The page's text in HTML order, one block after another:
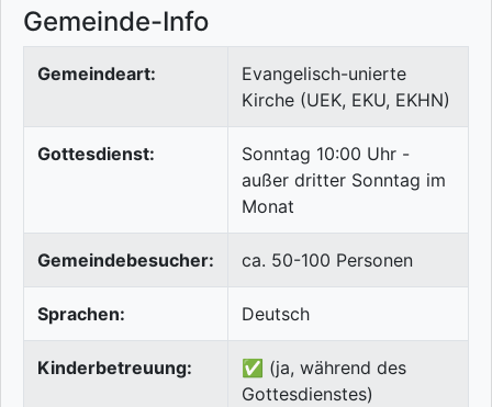
Gemeinde-Info
Gemeindeart:
Evangelisch-unierte
Kirche (UEK, EKU, EKHN)
Gottesdienst:
Sonntag 10:00 Uhr -
außer dritter Sonntag im
Monat
Gemeindebesucher: ca. 50-100 Personen
Sprachen: Deutsch
Kinderbetreuung:
✅ (ja, während des
Gottesdienstes)